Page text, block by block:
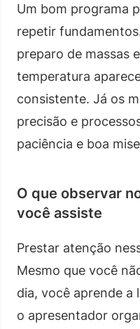
Um bom programa
repetir
preparo de massas
temperatura
consistente. Já os
precisão e
paciência e boa
O que observar
você assiste
Prestar atenção
Mesmo que você
dia, você aprende a
o apresentador